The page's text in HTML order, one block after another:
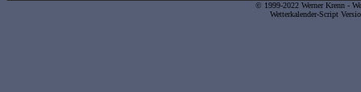
© 1999-2022 Werner Krenn -
Wetterkalender-Script